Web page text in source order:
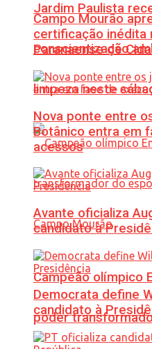
Jardim Paulista
conscientização
limpeza neste
Campeão olímpico
poder
Campo Mourão
certificação inédita
Paranaense de
Nova ponte entre
Botânico entra em
acessos
Avante oficializa
candidato à
Democrata define
candidato à